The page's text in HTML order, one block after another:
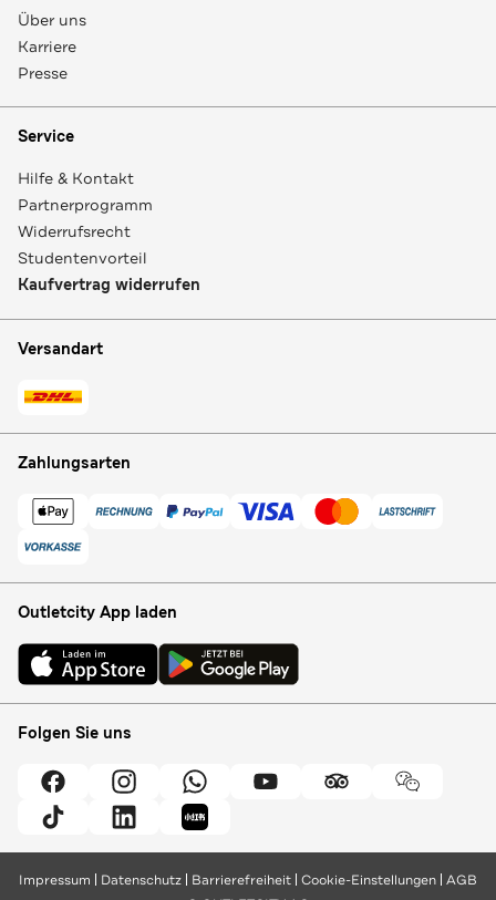
Über uns
Karriere
Presse
Service
Hilfe & Kontakt
Partnerprogramm
Widerrufsrecht
Studentenvorteil
Kaufvertrag widerrufen
Versandart
Zahlungsarten
Outletcity App laden
Folgen Sie uns
Impressum Datenschutz Barrierefreiheit Cookie-Einstellungen AGB